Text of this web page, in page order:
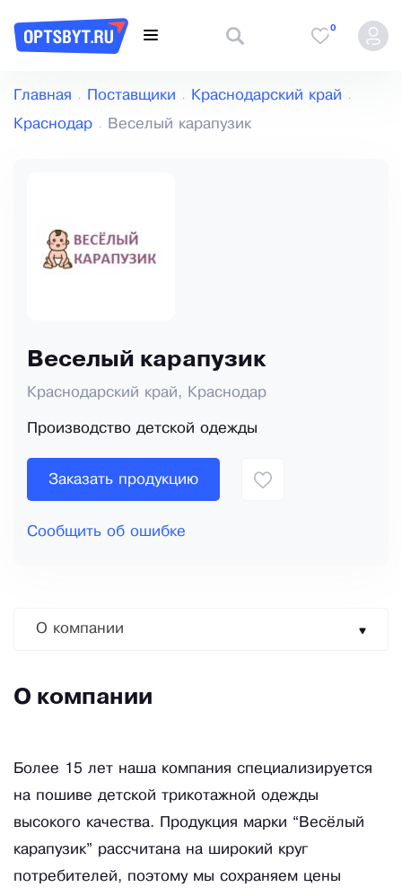
0
Главная Поставщики Краснодарский край
Краснодар Веселый карапузик
Веселый карапузик
Краснодарский край, Краснодар
Производство детской одежды
Заказать продукцию
Сообщить об ошибке
О компании
О компании
Более 15 лет наша компания специализируется
на пошиве детской трикотажной одежды
высокого качества. Продукция марки “Весёлый
карапузик” рассчитана на широкий круг
потребителей, поэтому мы сохраняем цены